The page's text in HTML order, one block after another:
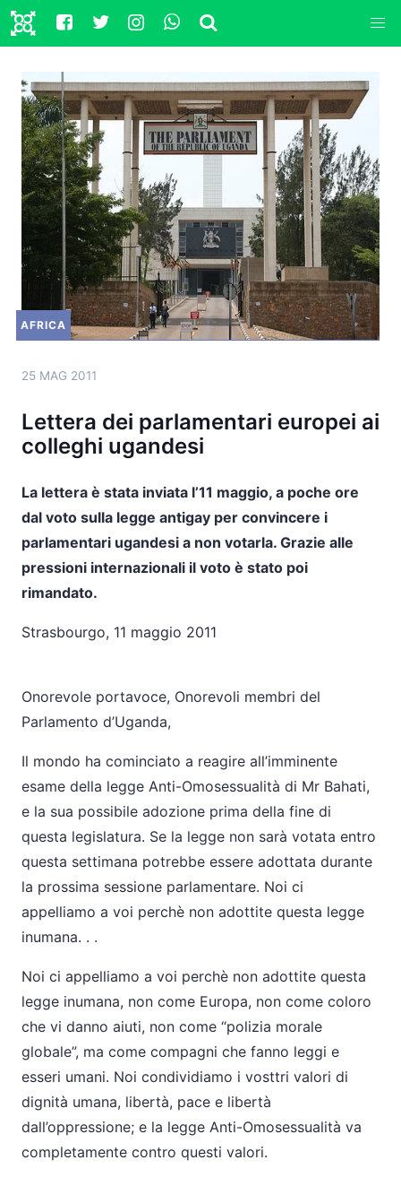
AFRICA
25 MAG 2011
Lettera dei parlamentari europei ai
colleghi ugandesi
La lettera è stata inviata l’11 maggio, a poche ore
dal voto sulla legge antigay per convincere i
parlamentari ugandesi a non votarla. Grazie alle
pressioni internazionali il voto è stato poi
rimandato.
Strasbourgo, 11 maggio 2011
Onorevole portavoce, Onorevoli membri del
Parlamento d’Uganda,
Il mondo ha cominciato a reagire all’imminente
esame della legge Anti-Omosessualità di Mr Bahati,
e la sua possibile adozione prima della fine di
questa legislatura. Se la legge non sarà votata entro
questa settimana potrebbe essere adottata durante
la prossima sessione parlamentare. Noi ci
appelliamo a voi perchè non adottite questa legge
inumana. . .
Noi ci appelliamo a voi perchè non adottite questa
legge inumana, non come Europa, non come coloro
che vi danno aiuti, non come “polizia morale
globale”, ma come compagni che fanno leggi e
esseri umani. Noi condividiamo i vosttri valori di
dignità umana, libertà, pace e libertà
dall’oppressione; e la legge Anti-Omosessualità va
completamente contro questi valori.